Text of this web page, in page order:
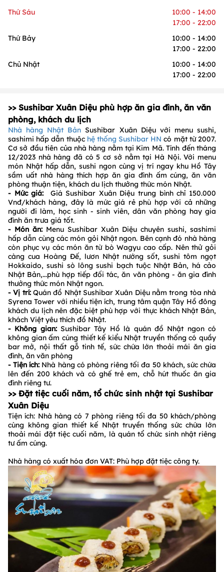
Thứ Sáu
10:00 - 14:00
17:00 - 22:00
Thứ Bảy
10:00 - 14:00
17:00 - 22:00
Chủ Nhật
10:00 - 14:00
17:00 - 22:00
>> Sushibar Xuân Diệu phù hợp ăn gia đình, ăn văn
phòng, khách du lịch
Nhà hàng Nhật Bản Sushibar Xuân Diệu với menu sushi,
sashimi hấp dẫn thuộc hệ thống Sushibar HN có mặt từ 2007.
Cơ sở đầu tiên của nhà hàng nằm tại Kim Mã. Tính đến tháng
12/2023 nhà hàng đã có 5 cơ sở nằm tại Hà Nội. Với menu
món Nhật hấp dẫn, sushi ngon cùng vị trí ngay khu Hồ Tây
sầm uất nhà hàng thích hợp ăn gia đình ấm cúng, ăn văn
phòng thuận tiện, khách du lịch thưởng thức món Nhật.
- Mức giá:
Giá Sushibar Xuân Diệu trung bình chỉ 150.000
Vnđ/khách hàng, đây là mức giá rẻ phù hợp với cả những
người đi làm, học sinh - sinh viên, dân văn phòng hay gia
đình ăn trưa giá tốt.
- Món ăn: Menu Sushibar Xuân Diệu chuyên sushi, sashimi
hấp dẫn cùng các món gỏi Nhật ngon. Bên cạnh đó nhà hàng
còn phục vụ các món ăn từ bò Wagyu cao cấp. Nên thử gỏi
càng cua Hoàng Đế, lươn Nhật nướng sốt, sushi tôm ngọt
Hokkaido, sushi sò lông sushi bạch tuộc Nhật Bản, há cảo
Nhật Bản,...phù hợp tiếp đối tác, ăn văn phòng - ăn gia đình
thưởng thức món Nhật ngon.
- Vị trí:Quán đồ Nhật Sushibar Xuân Diệu nằm trong tòa nhà
Syrena Tower với nhiều tiện ích, trung tâm quận Tây Hồ đông
khách du lịch nên đặc biệt phù hợp với thực khách Nhật Bản,
khách Việt yêu thích đồ Nhật.
- Không gian:Sushibar Tây Hồ là quán đồ Nhật ngon có
không gian ấm cúng thiết kế kiểu Nhật truyền thống có quầy
bar mở, nội thất gỗ tinh tế, sức chứa lớn thoải mái ăn gia
đình, ăn văn phòng
- Tiện ích: Nhà hàng có phòng riêng tối đa 50 khách, sức chứa
lên đến 200 khách và có ghế trẻ em, chỗ hút thuốc ăn gia
đình riêng tư.
>> Đặt tiệc cuối năm, tổ chức sinh nhật tại Sushibar
Xuân Diệu
Tiện ích: Nhà hàng có 7 phòng riêng tối đa 50 khách/phòng
cùng không gian thiết kế Nhật truyền thống sức chứa lớn
thoải mái đặt tiệc cuối năm, là quán tổ chức sinh nhật riêng
tư ấm cúng.
Nhà hàng có xuất hóa đơn VAT: Phù hợp đặt tiệc công ty.